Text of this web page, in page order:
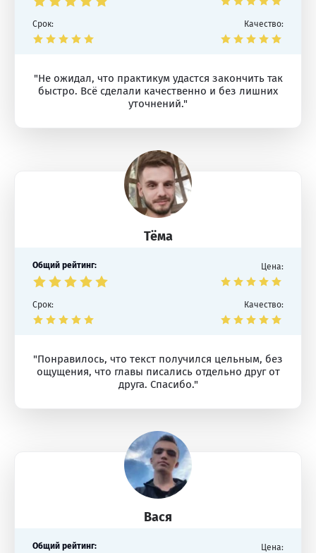
Срок: Качество:
"Не ожидал, что практикум удастся закончить так
быстро. Всё сделали качественно и без лишних
уточнений."
Тёма
Общий рейтинг: Цена:
Срок: Качество:
"Понравилось, что текст получился цельным, без
ощущения, что главы писались отдельно друг от
друга. Спасибо."
Вася
Общий рейтинг: Цена: